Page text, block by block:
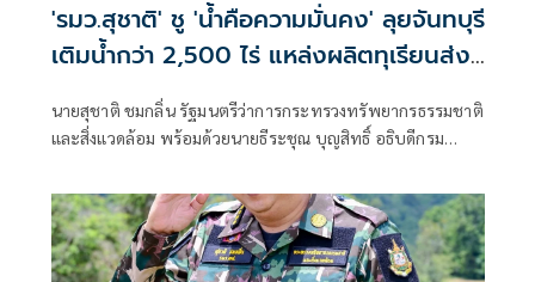
'รมว.สุชาติ' ชู 'น้ำคือความมั่นคง' ลุยจันทบุรี
เติมน้ำกว่า 2,500 ไร่ แหล่งผลิตทุเรียนส่ง
ออกของไทย พร้อมเติมน้ำให้ช้างป่า
นายสุชาติ ชมกลิ่น รัฐมนตรีว่าการกระทรวงทรัพยากรธรรมชาติ
และสิ่งแวดล้อม พร้อมด้วยนายธีระชุณ บุญสิทธิ์ อธิบดีกรม
จันทบุรี เดินหน้าขับเคลื่อนนโยบายรัฐบาลด้านการบริหาร
จัดการน้ำเชิงรุก เร่งเพิ่มน้ำต้นทุนให้ภาคการเกษตร รองรับทั้ง
ฤดูแล้งและฤดูน้ำหลาก